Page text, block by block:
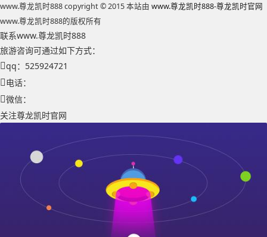
www.尊龙凯时888 copyright © 2015 本站由 www.尊龙凯时888-尊龙凯时官网
www.尊龙凯时888的版权所有
联系www.尊龙凯时888
旅游咨询可通过如下方式：
qq：525924721
电话：
微信：
关注尊龙凯时官网